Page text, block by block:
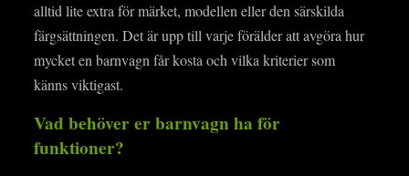
alltid lite extra för märket, modellen eller den särskilda
färgsättningen. Det är upp till varje förälder att avgöra hur
mycket en barnvagn får kosta och vilka kriterier som
känns viktigast.
Vad behöver er barnvagn ha för
funktioner?